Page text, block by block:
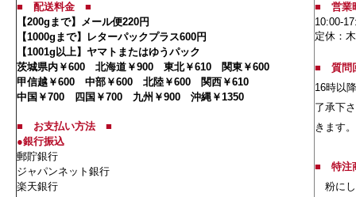
■ 配送料金 ■
【200gまで】メール便220円
【1000gまで】レターパックプラス600円
【1001g以上】ヤマトまたはゆうパック
茨城県内￥600 北海道￥900 東北￥610 関東￥600
甲信越￥600 中部￥600 北陸￥600 関西￥610
中国￥700 四国￥700 九州￥900 沖縄￥1350
■ お支払い方法■
●銀行振込
郵貯銀行
ジャパンネット銀行
楽天銀行
■ 営業
10:00-
定休：
■ 質問
16時以
了承下
きます。
■ 特注
粉に